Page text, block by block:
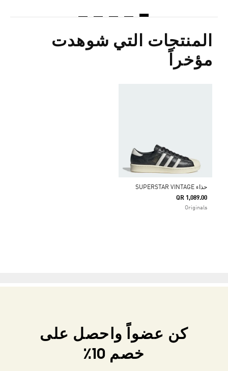
المنتجات التي شوهدت
مؤخراً
حذاء SUPERSTAR VINTAGE
QR 1,089.00
Originals
كن عضواً واحصل على
خصم 10٪